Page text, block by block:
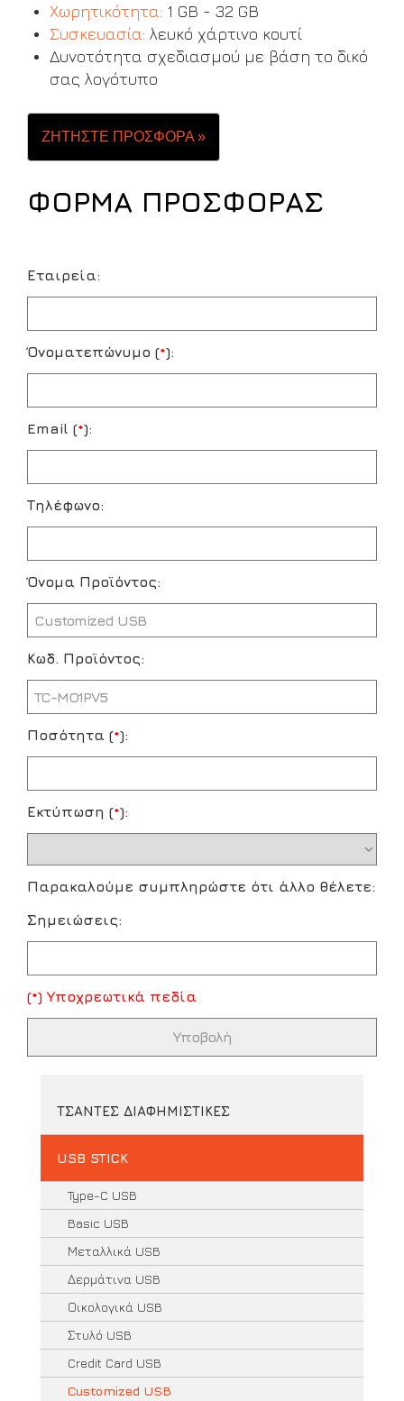
Χωρητικότητα: 1 GB - 32 GB
Συσκευασία: λευκό χάρτινο κουτί
Δυνοτότητα σχεδιασμού με βάση το δικό
σας λογότυπο
ΖΗΤΗΣΤΕ ΠΡΟΣΦΟΡΑ »
ΦΟΡΜΑ ΠΡΟΣΦΟΡΑΣ
Εταιρεία:
Όνοματεπώνυμο (*):
Email (*):
Τηλέφωνο:
Όνομα Προϊόντος:
Κωδ. Προϊόντος:
Ποσότητα (*):
Εκτύπωση (*):
Παρακαλούμε συμπληρώστε ότι άλλο θέλετε:
Σημειώσεις:
(*) Υποχρεωτικά πεδία
ΤΣΑΝΤΕΣ ΔΙΑΦΗΜΙΣΤΙΚΕΣ
USB STICK
Type-C USB
Basic USB
Μεταλλικά USB
Δερμάτινα USB
Οικολογικά USB
Στυλό USB
Credit Card USB
Customized USB